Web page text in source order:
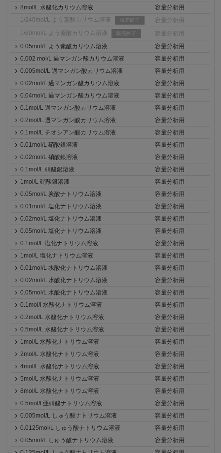
8mol/L 水酸化カリウム溶液
容量分析用
1/240mol/L よう素酸カリウム溶液
販売終了
容量分析用
1/60mol/L よう素酸カリウム溶液
販売終了
容量分析用
0.05mol/L よう素酸カリウム溶液
容量分析用
0.002 mol/L 過マンガン酸カリウム溶液
容量分析用
0.005mol/L 過マンガン酸カリウム溶液
容量分析用
0.02mol/L 過マンガン酸カリウム溶液
容量分析用
0.04mol/L 過マンガン酸カリウム溶液
容量分析用
0.1mol/L 過マンガン酸カリウム溶液
容量分析用
0.2mol/L 過マンガン酸カリウム溶液
容量分析用
0.1mol/L チオシアン酸カリウム溶液
容量分析用
0.01mol/L 硝酸銀溶液
容量分析用
0.02mol/L 硝酸銀溶液
容量分析用
0.1mol/L 硝酸銀溶液
容量分析用
1mol/L 硝酸銀溶液
容量分析用
0.05mol/L 炭酸ナトリウム溶液
容量分析用
0.01mol/L 塩化ナトリウム溶液
容量分析用
0.02mol/L 塩化ナトリウム溶液
容量分析用
0.05mol/L 塩化ナトリウム溶液
容量分析用
0.1mol/L 塩化ナトリウム溶液
容量分析用
1mol/L 塩化ナトリウム溶液
容量分析用
0.01mol/L 水酸化ナトリウム溶液
容量分析用
0.02mol/L 水酸化ナトリウム溶液
容量分析用
0.05mol/L 水酸化ナトリウム溶液
容量分析用
0.1mol/l 水酸化ナトリウム溶液
容量分析用
0.2mol/L 水酸化ナトリウム溶液
容量分析用
0.5mol/L 水酸化ナトリウム溶液
容量分析用
1mol/L 水酸化ナトリウム溶液
容量分析用
2mol/L 水酸化ナトリウム溶液
容量分析用
4mol/L 水酸化ナトリウム溶液
容量分析用
5mol/L 水酸化ナトリウム溶液
容量分析用
8mol/L 水酸化ナトリウム溶液
容量分析用
0.5mol/l 亜硝酸ナトリウム溶液
容量分析用
0.005mol/L しゅう酸ナトリウム溶液
容量分析用
0.0125mol/L しゅう酸ナトリウム溶液
容量分析用
0.05mol/L しゅう酸ナトリウム溶液
容量分析用